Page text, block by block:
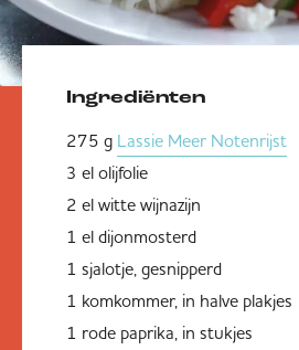
Ingrediënten
275 g Lassie Meer Notenrijst
3 el olijfolie
2 el witte wijnazijn
1 el dijonmosterd
1 sjalotje, gesnipperd
1 komkommer, in halve plakjes
1 rode paprika, in stukjes